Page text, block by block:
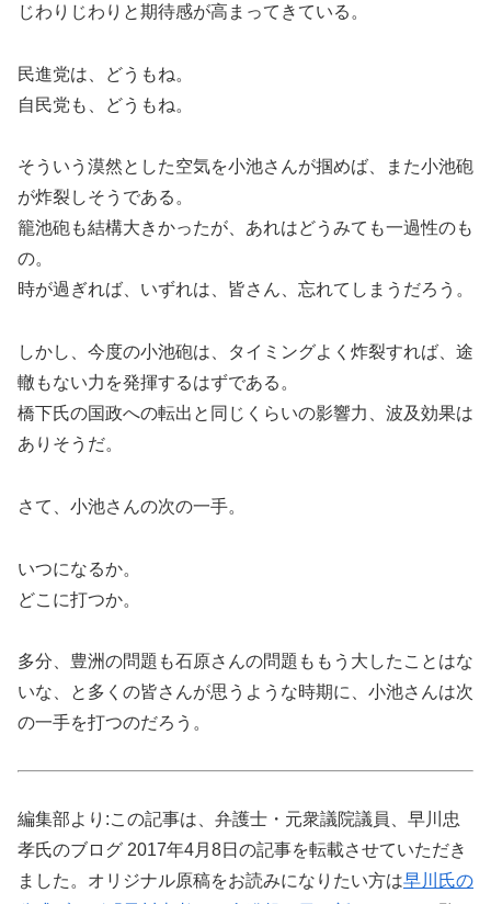
じわりじわりと期待感が高まってきている。
民進党は、どうもね。
自民党も、どうもね。
そういう漠然とした空気を小池さんが掴めば、また小池砲
が炸裂しそうである。
籠池砲も結構大きかったが、あれはどうみても一過性のも
の。
時が過ぎれば、いずれは、皆さん、忘れてしまうだろう。
しかし、今度の小池砲は、タイミングよく炸裂すれば、途
轍もない力を発揮するはずである。
橋下氏の国政への転出と同じくらいの影響力、波及効果は
ありそうだ。
さて、小池さんの次の一手。
いつになるか。
どこに打つか。
多分、豊洲の問題も石原さんの問題ももう大したことはな
いな、と多くの皆さんが思うような時期に、小池さんは次
の一手を打つのだろう。
編集部より:この記事は、弁護士・元衆議院議員、早川忠
孝氏のブログ 2017年4月8日の記事を転載させていただき
ました。オリジナル原稿をお読みになりたい方は早川氏の